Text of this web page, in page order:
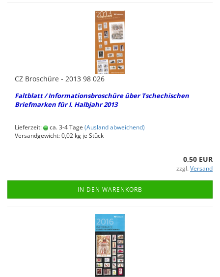
CZ Bro­schü­re - 2013 98 026
Falt­blatt / In­for­ma­ti­ons­bro­schü­re über Tsche­chi­schen
Brief­mar­ken für I. Halb­jahr 2013
Lieferzeit: ca. 3-4 Tage (Ausland abweichend)
Versandgewicht:0,02 kg je Stück
0,50 EUR
zzgl. Versand
IN DEN WARENKORB